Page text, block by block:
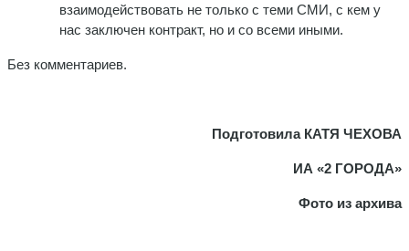
взаимодействовать не только с теми СМИ, с кем у
нас заключен контракт, но и со всеми иными.
Без комментариев.
Подготовила КАТЯ ЧЕХОВА
ИА «2 ГОРОДА»
Фото из архива